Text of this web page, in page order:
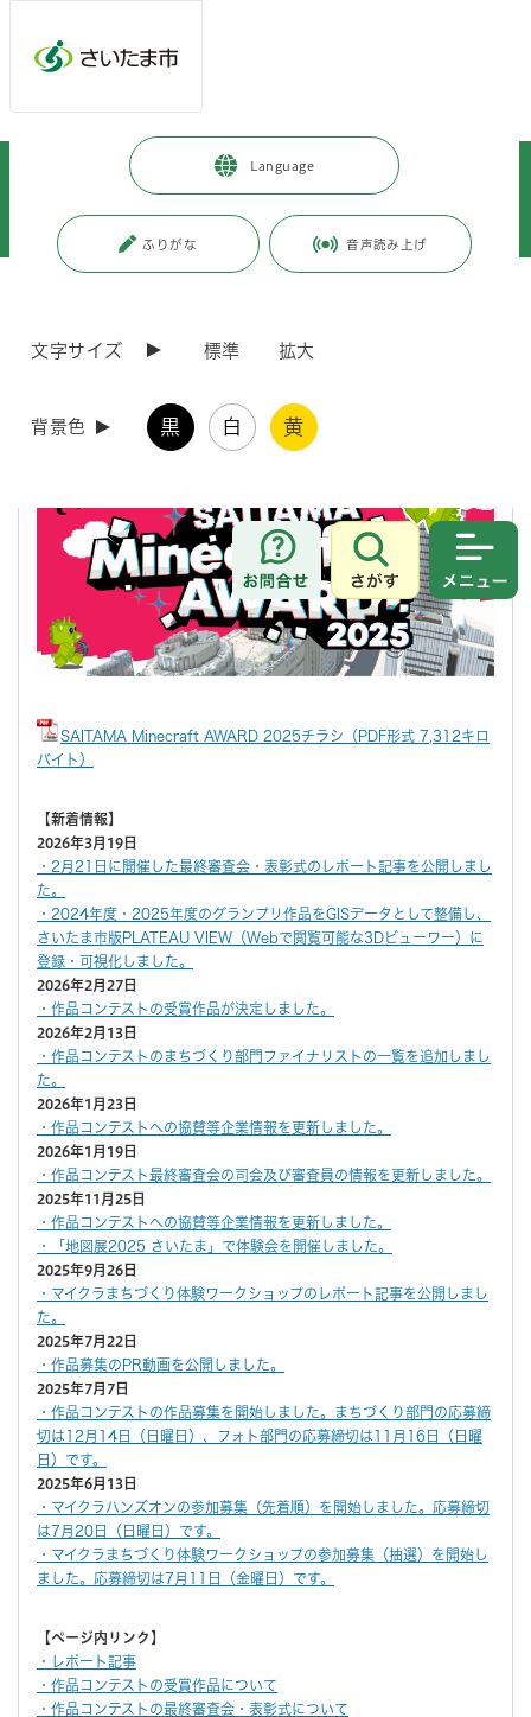
Language
ふりがな 音声読み上げ
文字サイズ 標準 拡大
背景色 黒 白 黄
お問合せ
さがす
暮らし・手続き > まちづくり・交通
さいたま市地図情報
19日更新】
SAITAMA Minecraft AWARD 2025（さいたまマ
SAITAMA Minecraft AWARD 2025チラシ（PDF形式 7,312キロ
バイト）
【新着情報】
2026年3月19日
・2月21日に開催した最終審査会・表彰式のレポート記事を公開しまし
た。
・2024年度・2025年度のグランプリ作品をGISデータとして整備し、
さいたま市版PLATEAU VIEW（Webで閲覧可能な3Dビューワー）に
登録・可視化しました。
2026年2月27日
・作品コンテストの受賞作品が決定しました。
2026年2月13日
・作品コンテストのまちづくり部門ファイナリストの一覧を追加しまし
た。
2026年1月23日
・作品コンテストへの協賛等企業情報を更新しました。
2026年1月19日
・作品コンテスト最終審査会の司会及び審査員の情報を更新しました。
2025年11月25日
・作品コンテストへの協賛等企業情報を更新しました。
・「地図展2025 さいたま」で体験会を開催しました。
2025年9月26日
・マイクラまちづくり体験ワークショップのレポート記事を公開しまし
た。
2025年7月22日
・作品募集のPR動画を公開しました。
2025年7月7日
・作品コンテストの作品募集を開始しました。まちづくり部門の応募締
切は12月14日（日曜日）、フォト部門の応募締切は11月16日（日曜
日）です。
2025年6月13日
・マイクラハンズオンの参加募集（先着順）を開始しました。応募締切
は7月20日（日曜日）です。
・マイクラまちづくり体験ワークショップの参加募集（抽選）を開始し
ました。応募締切は7月11日（金曜日）です。
【ページ内リンク】
・レポート記事
・作品コンテストの受賞作品について
・作品コンテストの最終審査会・表彰式について